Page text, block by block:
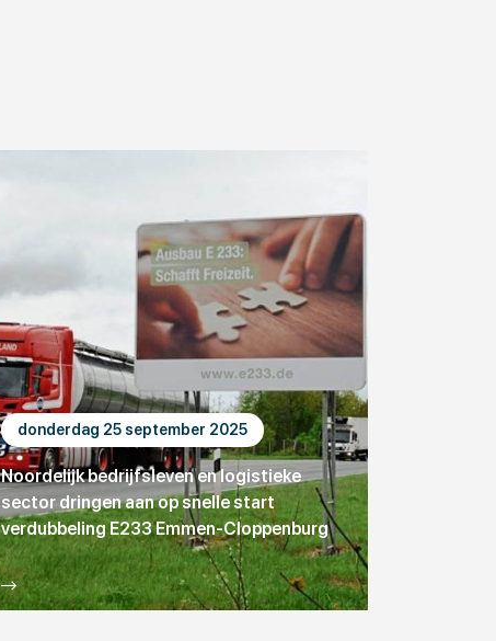
donderdag 25 september 2025
Noordelijk bedrijfsleven en logistieke
sector dringen aan op snelle start
verdubbeling E233 Emmen-Cloppenburg